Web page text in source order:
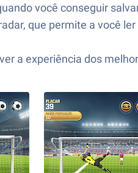
você conseguir
que permite a você
a experiência dos